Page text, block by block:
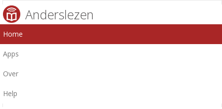
Anderslezen
Home
Apps
Over
Help